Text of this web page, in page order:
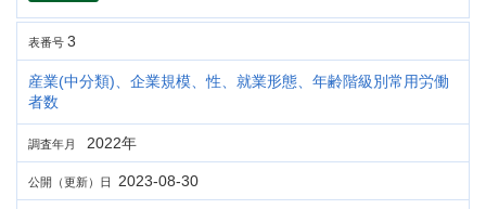
表番号 3
産業(中分類)、企業規模、性、就業形態、年齢階級別常用労働
者数
調査年月 2022年
公開（更新）日 2023-08-30